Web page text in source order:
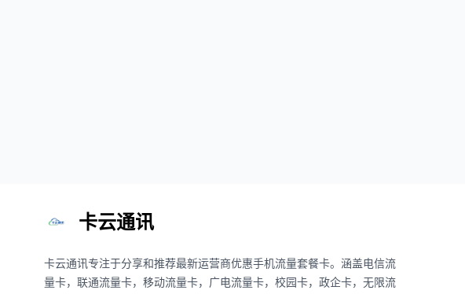
卡云通讯
卡云通讯专注于分享和推荐最新运营商优惠手机流量套餐卡。涵盖电信流
量卡，联通流量卡，移动流量卡，广电流量卡，校园卡，政企卡，无限流